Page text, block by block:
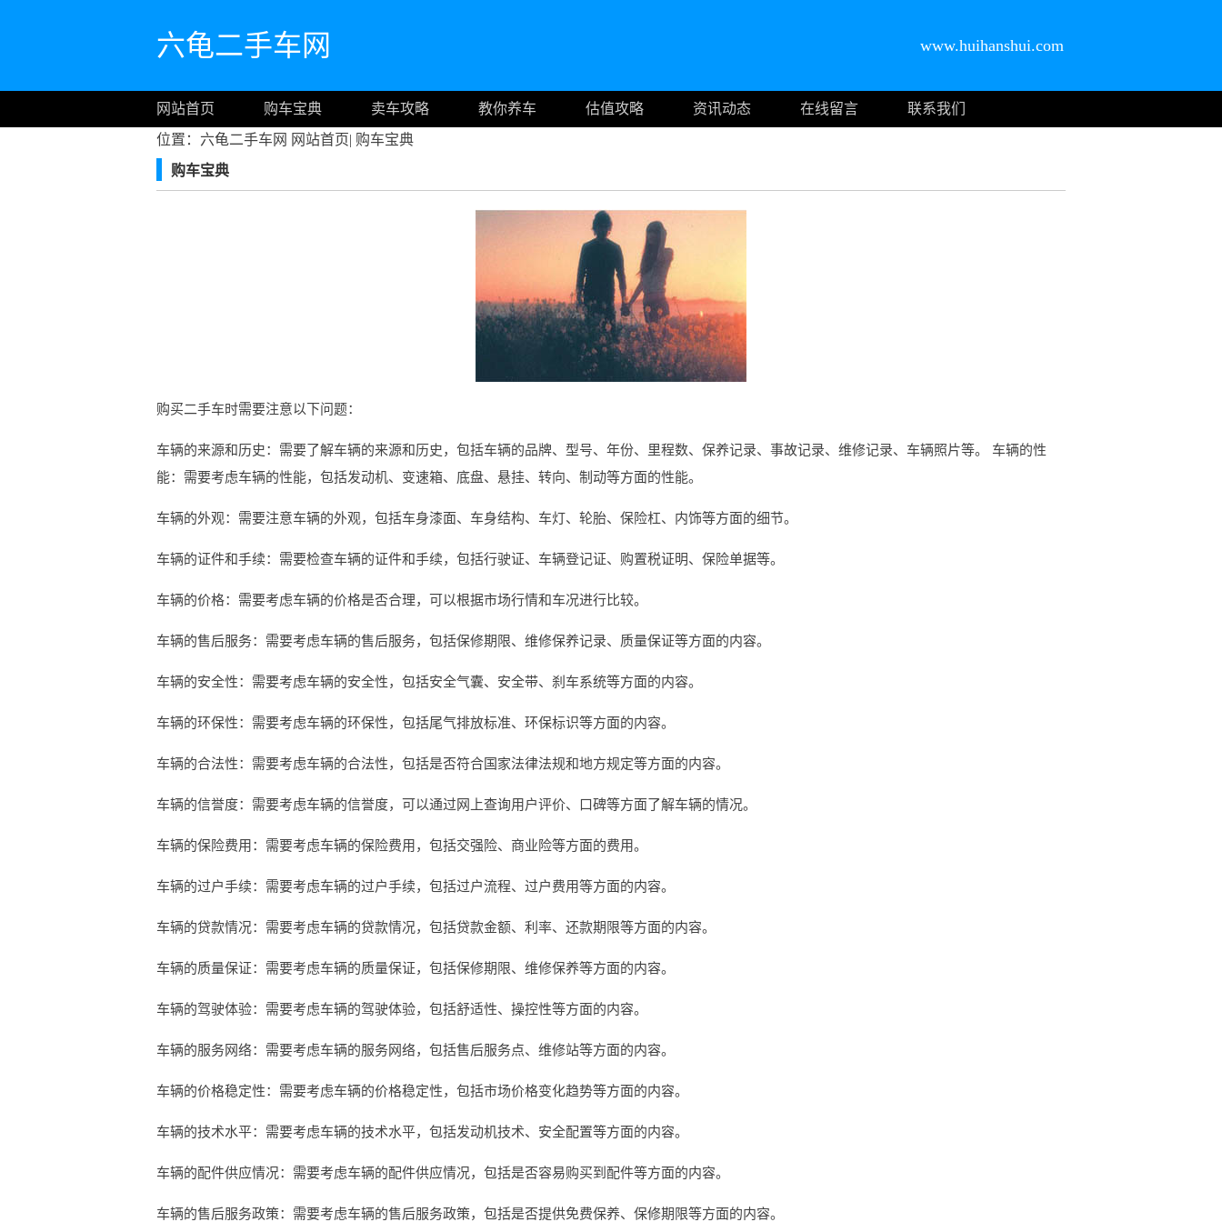
六龟二手车网 www.huihanshui.com
网站首页 购车宝典 卖车攻略 教你养车 估值攻略 资讯动态 在线留言
联系我们
位置：六龟二手车网 网站首页| 购车宝典
购车宝典
购买二手车时需要注意以下问题：
车辆的来源和历史：需要了解车辆的来源和历史，包括车辆的品牌、型号、年份、里程数、保养记录、事故记录、维修记录、车辆照片等。 车辆的性
能：需要考虑车辆的性能，包括发动机、变速箱、底盘、悬挂、转向、制动等方面的性能。
车辆的外观：需要注意车辆的外观，包括车身漆面、车身结构、车灯、轮胎、保险杠、内饰等方面的细节。
车辆的证件和手续：需要检查车辆的证件和手续，包括行驶证、车辆登记证、购置税证明、保险单据等。
车辆的价格：需要考虑车辆的价格是否合理，可以根据市场行情和车况进行比较。
车辆的售后服务：需要考虑车辆的售后服务，包括保修期限、维修保养记录、质量保证等方面的内容。
车辆的安全性：需要考虑车辆的安全性，包括安全气囊、安全带、刹车系统等方面的内容。
车辆的环保性：需要考虑车辆的环保性，包括尾气排放标准、环保标识等方面的内容。
车辆的合法性：需要考虑车辆的合法性，包括是否符合国家法律法规和地方规定等方面的内容。
车辆的信誉度：需要考虑车辆的信誉度，可以通过网上查询用户评价、口碑等方面了解车辆的情况。
车辆的保险费用：需要考虑车辆的保险费用，包括交强险、商业险等方面的费用。
车辆的过户手续：需要考虑车辆的过户手续，包括过户流程、过户费用等方面的内容。
车辆的贷款情况：需要考虑车辆的贷款情况，包括贷款金额、利率、还款期限等方面的内容。
车辆的质量保证：需要考虑车辆的质量保证，包括保修期限、维修保养等方面的内容。
车辆的驾驶体验：需要考虑车辆的驾驶体验，包括舒适性、操控性等方面的内容。
车辆的服务网络：需要考虑车辆的服务网络，包括售后服务点、维修站等方面的内容。
车辆的价格稳定性：需要考虑车辆的价格稳定性，包括市场价格变化趋势等方面的内容。
车辆的技术水平：需要考虑车辆的技术水平，包括发动机技术、安全配置等方面的内容。
车辆的配件供应情况：需要考虑车辆的配件供应情况，包括是否容易购买到配件等方面的内容。
车辆的售后服务政策：需要考虑车辆的售后服务政策，包括是否提供免费保养、保修期限等方面的内容。